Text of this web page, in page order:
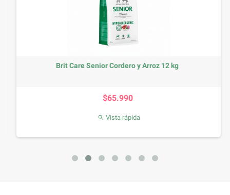
Brit Care Senior Cordero y Arroz 12 kg
$65.990
Vista rápida